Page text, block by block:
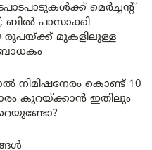
മെർച്ചന്റ്
ബിൽ പാസാക്കി
രൂപയ്ക്ക് മുകളിലുള്ള
നിമിഷനേരം കൊണ്ട് 10
കുറയ്ക്കാൻ ഇതിലും